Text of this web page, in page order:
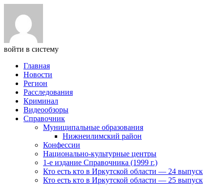
войти в систему
Главная
Новости
Регион
Расследования
Криминал
Видеообзоры
Справочник
Муниципальные образования
Нижнеилимский район
Конфессии
Национально-культурные центры
1-е издание Справочника (1999 г.)
Кто есть кто в Иркутской области — 24 выпуск
Кто есть кто в Иркутской области — 25 выпуск